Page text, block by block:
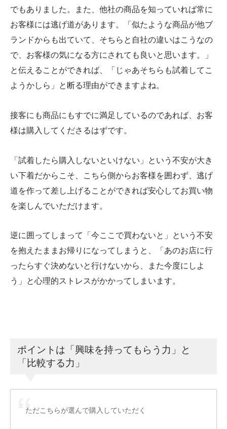
でもありました。また、他社の商品を知っていれば常に
お客様には逃げ道があります。「似たような商品が他ブ
ランドからも出ていて、そちらと自社の違いはこうなの
で、お客様の気になる方にされても良いと思います。」
と伝えることができれば、「じゃあそちらも試着してこ
ようかしら」と断る理由ができますよね。
接客にも商品にもすでに満足しているのであれば、お客
様は購入してくださるはずです。
「試着したら購入しないといけない」という不安が大き
い下着だからこそ、こちら側からお客様を囲わず、逃げ
道を作って差し上げることができれば安心してお買い物
を楽しんでいただけます。
逆に囲ってしまって「今ここで買わないと」という不安
を抱えたままお帰りになってしまうと、「あのお店に行
ったらすぐ決めないと行けないから、また今度にしよ
う」と心理的ストレスがかかってしまいます。
ポイントは「興味を持ってもらう力」と
「比較する力」
ただこちらが選んで購入していただく